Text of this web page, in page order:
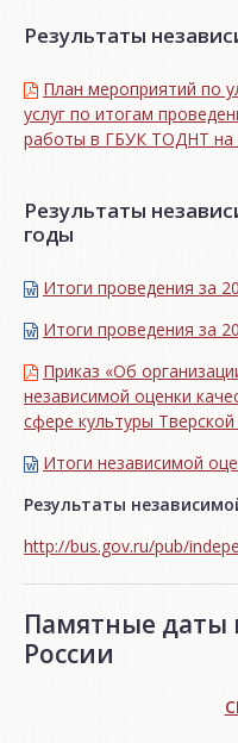
Результаты
План мероприятий по
услуг по итогам
работы в ГБУК ТОДНТ на
Результаты
годы
Итоги проведения за
Итоги проведения за
Приказ «Об
независимой оценки
сфере культуры
Итоги независимой
Результаты
http://bus.gov.ru/pub/
Памятные даты
России